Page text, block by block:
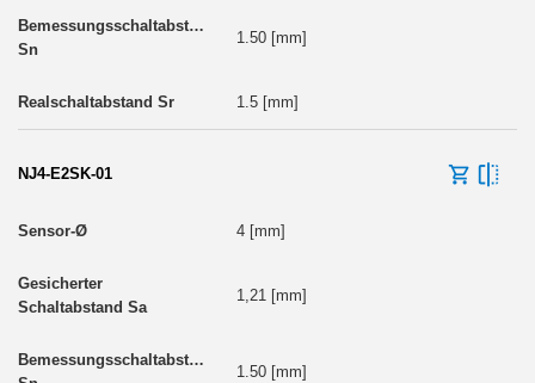
1.50 [mm]
1.5 [mm]
NJ4-E2SK-01
4 [mm]
1,21 [mm]
1.50 [mm]